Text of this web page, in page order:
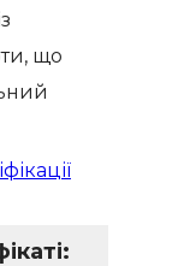
що